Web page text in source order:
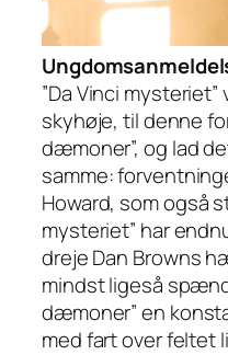
”Da Vinci
skyhøje, til denne
dæmoner”, og lad
samme:
Howard, som også
mysteriet” har
dreje Dan Browns
mindst ligeså
dæmoner” en
med fart over feltet